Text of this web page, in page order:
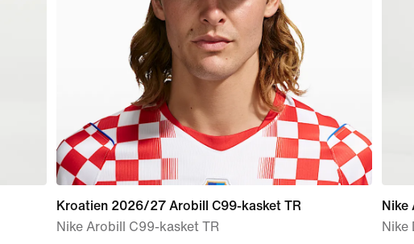
Kroatien 2026/27 Arobill C99-kasket TR
Nike Arobill C99-kasket TR
Nike
Nike